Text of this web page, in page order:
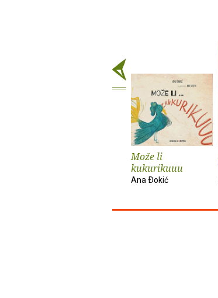
Može li
kukurikuuu
Ana Ðokić